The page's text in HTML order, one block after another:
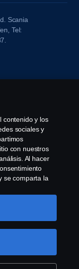
Scania
Tel:
contenido y los
sociales y
con nuestros
Al hacer
se comparta la
y
aceptar. Para
privacidad